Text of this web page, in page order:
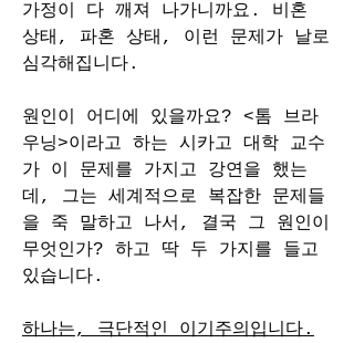
가정이 다 깨져 나가니까요. 비혼
상태, 파혼 상태, 이런 문제가 날로
심각해집니다.
원인이 어디에 있을까요? <톰 브라
우닝>이라고 하는 시카고 대학 교수
가 이 문제를 가지고 강연을 했는
데, 그는 세계적으로 복잡한 문제들
을 죽 말하고 나서, 결국 그 원인이
무엇인가? 하고 딱 두 가지를 들고
있습니다.
하나는, 극단적인 이기주의입니다.